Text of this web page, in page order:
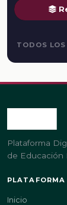
TODOS
Plataforma
de Educación
PLATAFORMA
Inicio